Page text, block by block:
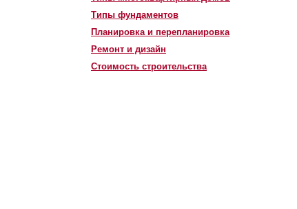
Типы фундаментов
Планировка и перепланировка
Ремонт и дизайн
Стоимость строительства